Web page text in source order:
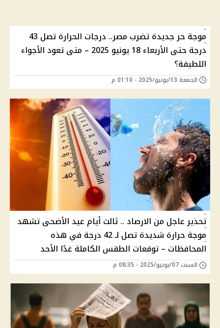
موجة حر جديدة تضرب مصر.. درجات الحرارة تصل 43
درجة حتى الأربعاء 18 يونيو 2025 – متى تعود الأجواء
اللطيفة؟
الجمعة 13/يونيو/2025 - 01:10 م
تحذير عاجل من الارصاد .. ثالث أيام عيد الأضحى تشهد
موجة حرارة شديدة تصل لـ 42 درجة في هذه
المحافظات – توقعات الطقس الكاملة غدًا الأحد
السبت 07/يونيو/2025 - 08:35 م